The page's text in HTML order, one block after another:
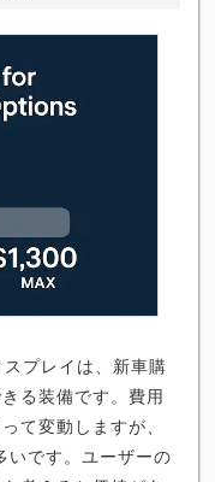
プレイは、新車購
る装備です。費用
て変動しますが、
いです。ユーザーの